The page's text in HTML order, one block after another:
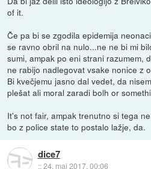
of it.
Če pa bi se zgodila epidemija
se ravno obril na nulo...ne ne bi mi
sumi, ampak po eni strani razumem,
ne rabijo nadlegovat vsake nonice z
Bi kvečjemu jasno dal vedet, da
plešat ali moral zaradi bolh or
It's not fair, ampak trenutno si tega
bo z police state to postalo lažje, da.
dice7
::24. maj 2017, 00:06